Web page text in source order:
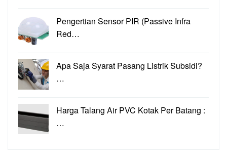
Pengertian Sensor PIR (Passive Infra
Red…
Apa Saja Syarat Pasang Listrik Subsidi?
…
Harga Talang Air PVC Kotak Per Batang :
…